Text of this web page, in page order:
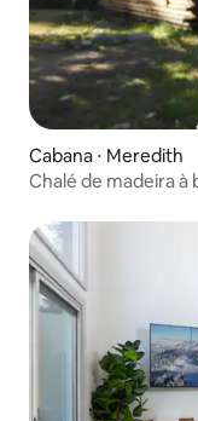
Cabana ⋅ Meredith
Chalé de madeira à